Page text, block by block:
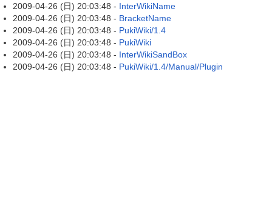
2009-04-26 (日) 20:03:48 - InterWikiName
2009-04-26 (日) 20:03:48 - BracketName
2009-04-26 (日) 20:03:48 - PukiWiki/1.4
2009-04-26 (日) 20:03:48 - PukiWiki
2009-04-26 (日) 20:03:48 - InterWikiSandBox
2009-04-26 (日) 20:03:48 - PukiWiki/1.4/Manual/Plugin